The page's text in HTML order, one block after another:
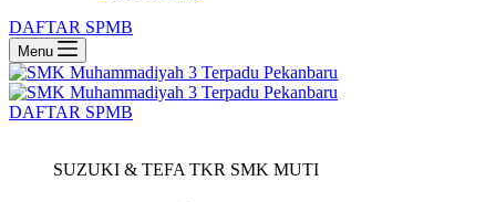
DAFTAR SPMB
Menu
DAFTAR SPMB
SUZUKI & TEFA TKR SMK MUTI